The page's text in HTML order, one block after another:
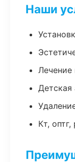
Наши
Лечение
Детская
Кт, оптг,